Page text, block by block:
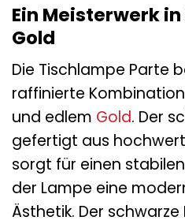
Ein Meisterwerk
Gold
Die Tischlampe Parte
raffinierte
und edlem Gold. Der
gefertigt aus
sorgt für einen
der Lampe eine
Ästhetik. Der